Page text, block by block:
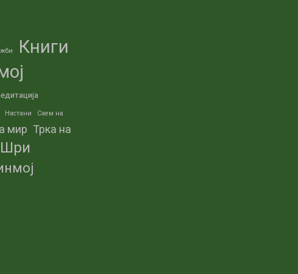
Книги
Настани Саем на
мир Трка на
Шри